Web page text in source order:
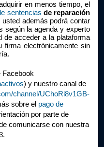
en menos tiempo, el
sentencias de reparación
además podrá contar
según la agenda y experto
firma electrónicamente sin
Facebook
) y nuestro canal de
channel/UChoRi8v1GB-
sobre el pago de
por parte de
comunicarse con nuestra